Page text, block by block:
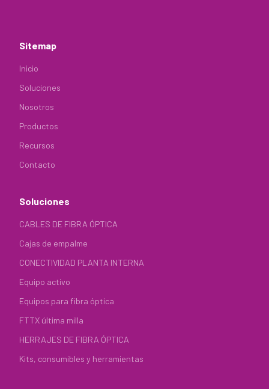
Sitemap
Inicio
Soluciones
Nosotros
Productos
Recursos
Contacto
Soluciones
CABLES DE FIBRA ÓPTICA
Cajas de empalme
CONECTIVIDAD PLANTA INTERNA
Equipo activo
Equipos para fibra óptica
FTTX última milla
HERRAJES DE FIBRA ÓPTICA
Kits, consumibles y herramientas